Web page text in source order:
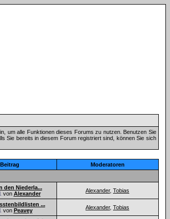
um alle Funktionen dieses Forums zu nutzen. Benutzen Sie
Sie bereits in diesem Forum registriert sind, können Sie sich
Moderatoren
den Niederla...
von Alexander Alexander, Tobias
...
von Peavey Alexander, Tobias